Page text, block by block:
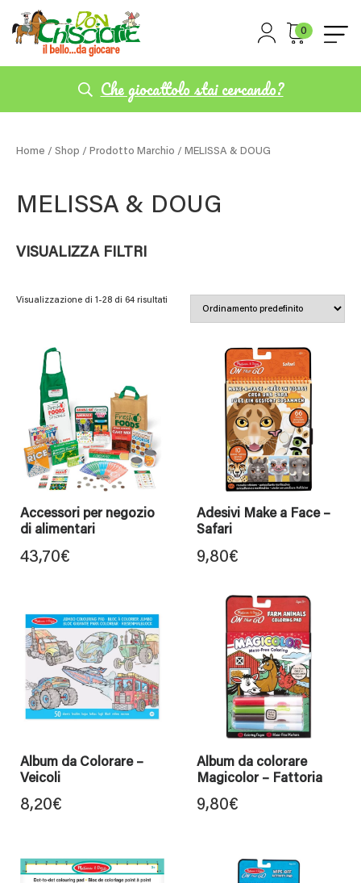
0
Che giocattolo stai cercando?
Home / Shop / Prodotto Marchio / MELISSA & DOUG
MELISSA & DOUG
VISUALIZZA FILTRI
Visualizzazione di 1-28 di 64 risultati
Accessori per negozio
di alimentari
43,70€
Adesivi Make a Face –
Safari
9,80€
Album da Colorare –
Veicoli
8,20€
Album da colorare
Magicolor – Fattoria
9,80€